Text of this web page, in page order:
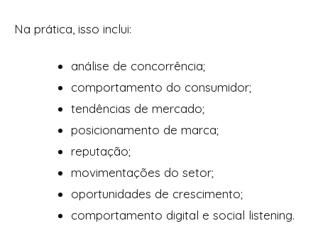
Na prática, isso inclui:
análise de concorrência;
comportamento do consumidor;
tendências de mercado;
posicionamento de marca;
reputação;
movimentações do setor;
oportunidades de crescimento;
comportamento digital e social listening.